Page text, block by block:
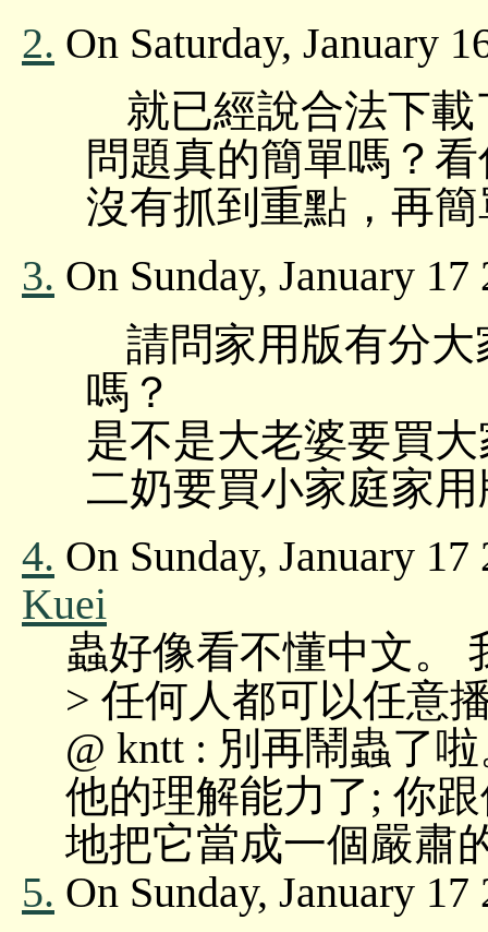
2. On Saturday, January
就已經說合法下
問題真的簡單嗎？
沒有抓到重點，再
3. On Sunday, January
請問家用版有分
嗎？
是不是大老婆要買
二奶要買小家庭家
4. On Sunday, January
Kuei
蟲好像看不懂中文。
> 任何人都可以任意
@ kntt : 別再鬧蟲了
他的理解能力了; 你
地把它當成一個嚴肅
5. On Sunday, January